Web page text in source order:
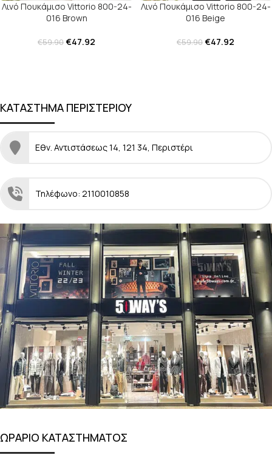
Λινό Πουκάμισο Vittorio 800-24-
016 Brown
€59.90€47.92
Λινό Πουκάμισο Vittorio 800-24-
016 Beige
€59.90€47.92
ΚΑΤΑΣΤΗΜΑ ΠΕΡΙΣΤΕΡΙΟΥ
Εθν. Αντιστάσεως 14, 121 34, Περιστέρι
Τηλέφωνο: 2110010858
ΩΡΑΡΙΟ ΚΑΤΑΣΤΗΜΑΤΟΣ